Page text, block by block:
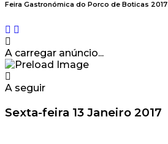
Feira Gastronómica do Porco de Boticas 2017
A carregar anúncio...
A seguir
Sexta-feira 13 Janeiro 2017